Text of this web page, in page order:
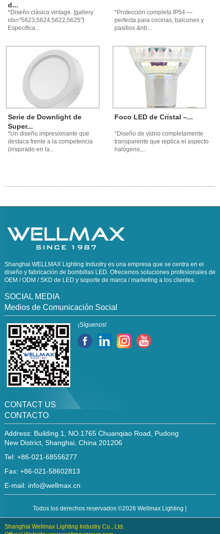
d...
*Diseño clásico vintage. [gallery
ids="5623,5624,5622,5625"]
Especifica...
*Protección completa IP54 —
perfecta para cocinas, balcones y
pasillos &nb...
Serie de Downlight de
Super...
*Un diseño impresionante que
destaca frente a la competencia
(inspirado en la...
Foco LED de Cristal –...
*Diseño de vidrio completamente
transparente que replica el aspecto
halógeno,...
Shanghai WELLMAX Lighting Industry es una empresa que se centra en el
diseño y fabricación de bombillas LED. Ofrecemos soluciones profesionales de
OEM / ODM / SKD de LED y soporte de marca / marketing a los clientes.
SOCIAL MEDIA
Medios de Comunicación Social
¡Síguenos!
CONTACT US
CONTACTO
Address: Building 1, NO.1765 Chuanqiao Road, Pudong
New District, Shanghai, China 201206
Tel: +86-021-68556277
Fax: +86-021-58602813
E-mail: info@wellmax.cn
Todos los derechos reservados ©2026 Wellmax Lighting |
Shanghai Wellmax Lighting Industry Co., Ltd.